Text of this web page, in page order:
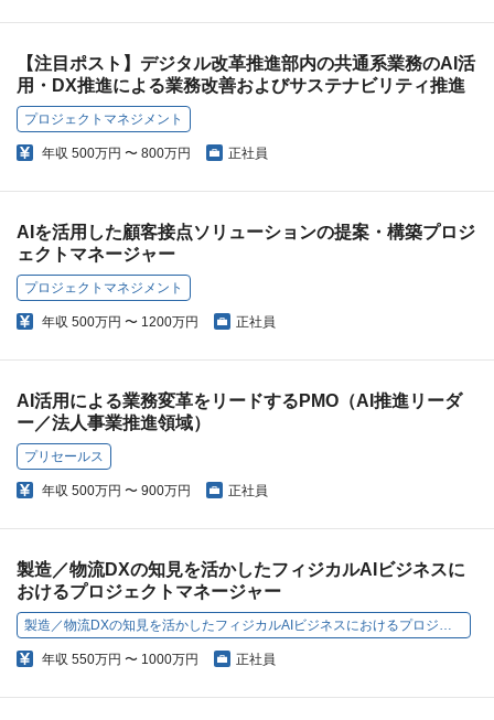
【注目ポスト】デジタル改革推進部内の共通系業務のAI活
用・DX推進による業務改善およびサステナビリティ推進
プロジェクトマネジメント
年収 500万円 〜 800万円 正社員
AIを活用した顧客接点ソリューションの提案・構築プロジ
ェクトマネージャー
プロジェクトマネジメント
年収 500万円 〜 1200万円 正社員
AI活用による業務変革をリードするPMO（AI推進リーダ
ー／法人事業推進領域）
プリセールス
年収 500万円 〜 900万円 正社員
製造／物流DXの知見を活かしたフィジカルAIビジネスに
おけるプロジェクトマネージャー
製造／物流DXの知見を活かしたフィジカルAIビジネスにおけるプロジェクトマネージャー
年収 550万円 〜 1000万円 正社員